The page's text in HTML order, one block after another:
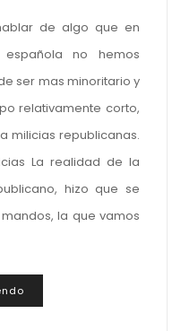
de algo que en
no hemos
ser mas minoritario y
relativamente corto,
milicias republicanas.
La realidad de la
hizo que se
la que vamos